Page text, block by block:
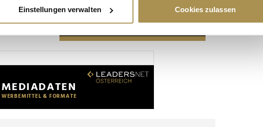
Daten verarbeitet werden, und legen Sie Ihre Präferenzen im
zu personalisieren, Funktionen für soziale Medien anbieten zu können
Werbung und Analysen weiter. Unsere Partner führen diese Informationen
die Sie ihnen bereitgestellt haben oder die sie im Rahmen Ihrer Nutzung
Einstellungen verwalten Cookies zulassen